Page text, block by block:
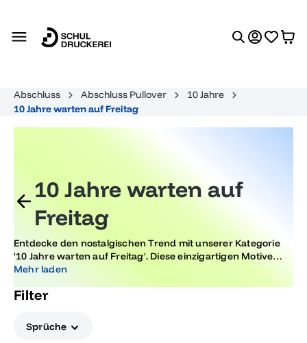
Abschluss Abschluss Pullover
10 Jahre
10 Jahre warten auf Freitag
10 Jahre warten auf
Freitag
Entdecke den nostalgischen Trend mit unserer Kategorie
'10 Jahre warten auf Freitag'. Diese einzigartigen Motive
bringen die Erinnerungen an deine Abiturzeit zurück und
Perfekt für dein persönliches Erinnerungsstück.
Mehr laden
Filter
Sprüche